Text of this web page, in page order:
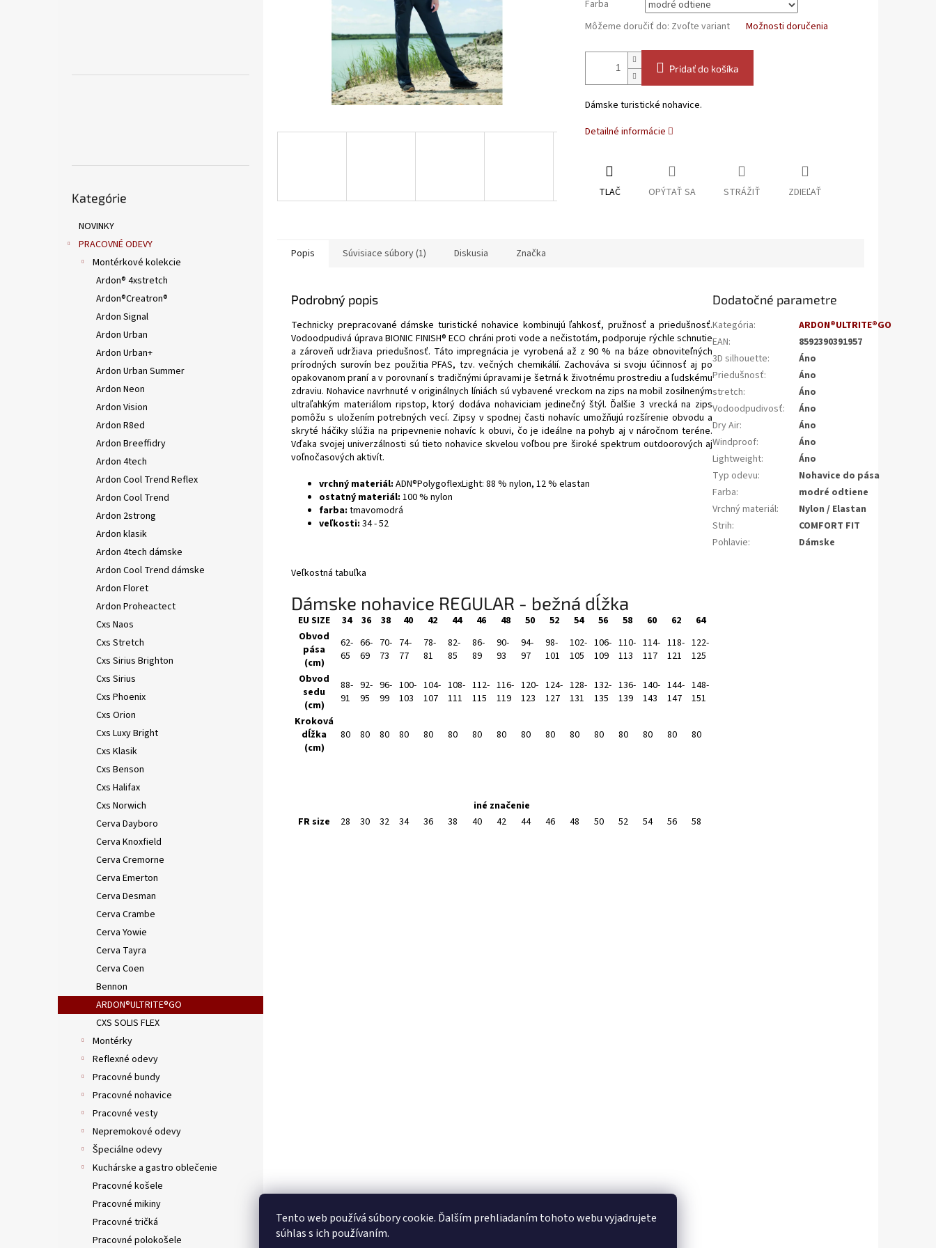
Tento web používá súbory cookie. Ďalším prehliadaním tohoto webu vyjadrujete
súhlas s ich používaním.
kategórie
Kategórie
NOVINKY
PRACOVNÉ ODEVY
Montérkové kolekcie
Ardon® 4xstretch
Ardon®Creatron®
Ardon Signal
Ardon Urban
Ardon Urban+
Ardon Urban Summer
Ardon Neon
Ardon Vision
Ardon R8ed
Ardon Breeffidry
Ardon 4tech
Ardon Cool Trend Reflex
Ardon Cool Trend
Ardon 2strong
Ardon klasik
Ardon 4tech dámske
Ardon Cool Trend dámske
Ardon Floret
Ardon Proheactect
Cxs Naos
Cxs Stretch
Cxs Sirius Brighton
Cxs Sirius
Cxs Phoenix
Cxs Orion
Cxs Luxy Bright
Cxs Klasik
Cxs Benson
Cxs Halifax
Cxs Norwich
Cerva Dayboro
Cerva Knoxfield
Cerva Cremorne
Cerva Emerton
Cerva Desman
Cerva Crambe
Cerva Yowie
Cerva Tayra
Cerva Coen
Bennon
ARDON®ULTRITE®GO
CXS SOLIS FLEX
Montérky
Reflexné odevy
Pracovné bundy
Pracovné nohavice
Pracovné vesty
Nepremokové odevy
Špeciálne odevy
Kuchárske a gastro oblečenie
Pracovné košele
Pracovné mikiny
Pracovné tričká
Pracovné polokošele
Farba
Môžeme doručiť do: Zvoľte variant Možnosti doručenia
Pridať do košíka
Dámske turistické nohavice.
Detailné informácie
TLAČ OPÝTAŤ SA STRÁŽIŤ ZDIEĽAŤ
Popis Súvisiace súbory (1) Diskusia Značka
Podrobný popis
Technicky prepracované dámske turistické nohavice kombinujú ľahkosť, pružnosť a priedušnosť.
Vodoodpudivá úprava BIONIC FINISH® ECO chráni proti vode a nečistotám, podporuje rýchle schnutie
a zároveň udržiava priedušnosť. Táto impregnácia je vyrobená až z 90 % na báze obnoviteľných
prírodných surovín bez použitia PFAS, tzv. večných chemikálií. Zachováva si svoju účinnosť aj po
opakovanom praní a v porovnaní s tradičnými úpravami je šetrná k životnému prostrediu a ľudskému
zdraviu. Nohavice navrhnuté v originálnych líniách sú vybavené vreckom na zips na mobil zosilneným
ultraľahkým materiálom ripstop, ktorý dodáva nohaviciam jedinečný štýl. Ďalšie 3 vrecká na zips
pomôžu s uložením potrebných vecí. Zipsy v spodnej časti nohavíc umožňujú rozšírenie obvodu a
skryté háčiky slúžia na pripevnenie nohavíc k obuvi, čo je ideálne na pohyb aj v náročnom teréne.
Vďaka svojej univerzálnosti sú tieto nohavice skvelou voľbou pre široké spektrum outdoorových aj
voľnočasových aktivít.
vrchný materiál: ADN®PolygoflexLight: 88 % nylon, 12 % elastan
ostatný materiál: 100 % nylon
farba: tmavomodrá
veľkosti: 34 - 52
Veľkostná tabuľka
Dámske nohavice REGULAR - bežná dĺžka
EU SIZE 34 36 38 40 42 44 46 48 50 52 54 56 58 60 62
64
Obvod
pása
(cm)
62-
65
66-
69
70-
73
74-
77
78-
81
82-
85
86-
89
90-
93
94-
97
98-
101
102-
105
106-
109
110-
113
114-
117
118-
121
122-
125
Obvod
sedu
(cm)
88-
91
92-
95
96-
99
100-
103
104-
107
108-
111
112-
115
116-
119
120-
123
124-
127
128-
131
132-
135
136-
139
140-
143
144-
147
148-
151
Kroková
dĺžka
(cm)
80 80 80 80 80 80 80 80 80 80 80 80 80 80 80 80
iné značenie
FR size
28 30 32 34 36 38 40 42 44 46 48 50 52 54 56 58
Dodatočné parametre
Kategória:
ARDON®ULTRITE®GO
EAN:
8592390391957
3D silhouette:
Áno
Priedušnosť:
Áno
stretch:
Áno
Vodoodpudivosť:
Áno
Dry Air:
Áno
Windproof:
Áno
Lightweight:
Áno
Typ odevu:
Nohavice do pása
Farba:
modré odtiene
Vrchný materiál:
Nylon / Elastan
Strih:
COMFORT FIT
Pohlavie: Dámske